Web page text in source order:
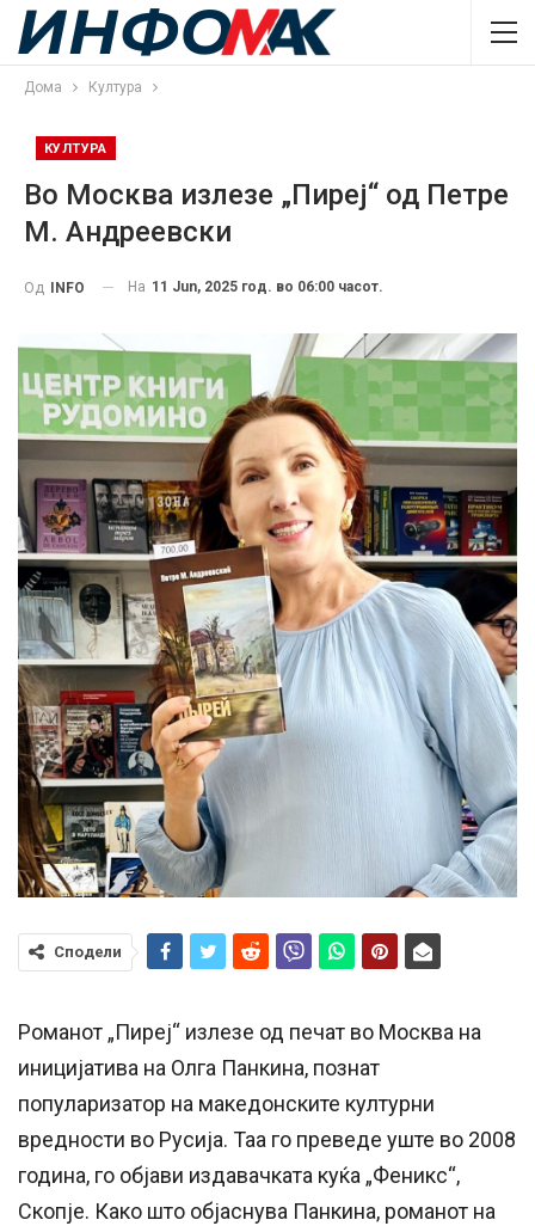
Дома Култура
КУЛТУРА
Во Москва излезе „Пиреj“ од Петре
М. Андреевски
Од INFO На 11 Jun, 2025 год. во 06:00 часот.
Сподели
Романот „Пиреj“ излезе од печат во Москва на
инициjатива на Олга Панкина, познат
популаризатор на македонските културни
вредности во Русија. Таа го преведе уште во 2008
година, го обjави издавачката куќа „Феникс“,
Скопjе. Како што обjаснува Панкина, романот на